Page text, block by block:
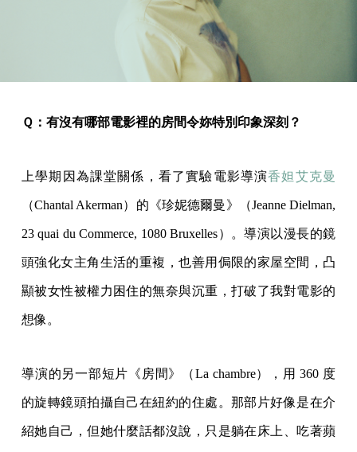
Ｑ：有沒有哪部電影裡的房間令妳特別印象深刻？
上學期因為課堂關係，看了實驗電影導演香妲艾克曼
（Chantal Akerman）的《珍妮德爾曼》（Jeanne Dielman,
23 quai du Commerce, 1080 Bruxelles）。導演以漫長的鏡
頭強化女主角生活的重複，也善用侷限的家屋空間，凸
顯被女性被權力困住的無奈與沉重，打破了我對電影的
想像。
導演的另一部短片《房間》（La chambre），用 360 度
的旋轉鏡頭拍攝自己在紐約的住處。那部片好像是在介
紹她自己，但她什麼話都沒說，只是躺在床上、吃著蘋